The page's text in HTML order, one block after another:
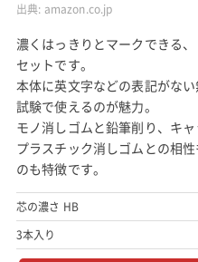
出典: amazon.co.jp
濃くはっきりとマークできる
セットです。
本体に英文字などの表記がな
試験で使えるのが魅力。
モノ消しゴムと鉛筆削り、キャ
プラスチック消しゴムとの相
のも特徴です。
芯の濃さ HB
3本入り